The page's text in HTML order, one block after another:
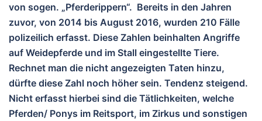
von sogen. „Pferderippern“. Bereits in den Jahren
zuvor, von 2014 bis August 2016, wurden 210 Fälle
polizeilich erfasst. Diese Zahlen beinhalten Angriffe
auf Weidepferde und im Stall eingestellte Tiere.
Rechnet man die nicht angezeigten Taten hinzu,
dürfte diese Zahl noch höher sein. Tendenz steigend.
Nicht erfasst hierbei sind die Tätlichkeiten, welche
Pferden/ Ponys im Reitsport, im Zirkus und sonstigen